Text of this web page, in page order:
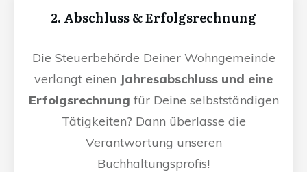
2. Abschluss & Erfolgsrechnung
Die Steuerbehörde Deiner Wohngemeinde
verlangt einen Jahresabschluss und eine
Erfolgsrechnung für Deine selbstständigen
Tätigkeiten? Dann überlasse die
Verantwortung unseren
Buchhaltungsprofis!